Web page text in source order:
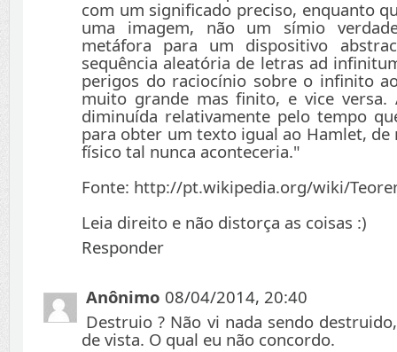
com um significado preciso, enquanto
uma imagem, não um símio
metáfora para um dispositivo
sequência aleatória de letras ad
perigos do raciocínio sobre o infinito
muito grande mas finito, e vice versa.
diminuída relativamente pelo tempo
para obter um texto igual ao Hamlet,
físico tal nunca aconteceria."
Fonte: http://pt.wikipedia.org/wiki/
Leia direito e não distorça as coisas :)
Responder
Anônimo 08/04/2014, 20:40
Destruio ? Não vi nada sendo
de vista. O qual eu não concordo.